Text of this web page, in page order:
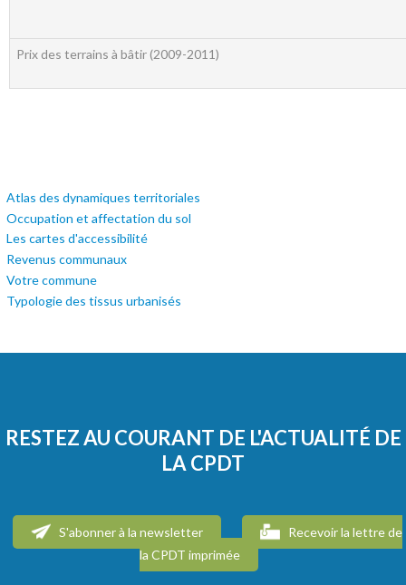
Atlas des dynamiques territoriales
Occupation et affectation du sol
Les cartes d'accessibilité
Revenus communaux
Votre commune
Typologie des tissus urbanisés
Prix des terrains à bâtir (2009-2011)
RESTEZ AU COURANT DE L'ACTUALITÉ DE
LA CPDT
S'abonner à la newsletter
Recevoir la lettre de
la CPDT imprimée